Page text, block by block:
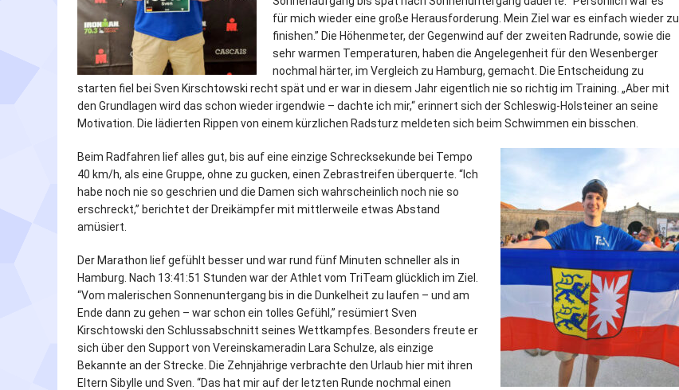
für mich wieder eine große Herausforderung. Mein Ziel war es einfach wieder zu
finishen.” Die Höhenmeter, der Gegenwind auf der zweiten Radrunde, sowie die
sehr warmen Temperaturen, haben die Angelegenheit für den Wesenberger
nochmal härter, im Vergleich zu Hamburg, gemacht. Die Entscheidung zu
starten fiel bei Sven Kirschtowski recht spät und er war in diesem Jahr eigentlich nie so richtig im Training. „Aber mit
den Grundlagen wird das schon wieder irgendwie – dachte ich mir,“ erinnert sich der Schleswig-Holsteiner an seine
Motivation. Die lädierten Rippen von einem kürzlichen Radsturz meldeten sich beim Schwimmen ein bisschen.
Beim Radfahren lief alles gut, bis auf eine einzige Schrecksekunde bei Tempo
40 km/h, als eine Gruppe, ohne zu gucken, einen Zebrastreifen überquerte. “Ich
habe noch nie so geschrien und die Damen sich wahrscheinlich noch nie so
erschreckt,” berichtet der Dreikämpfer mit mittlerweile etwas Abstand
amüsiert.
Der Marathon lief gefühlt besser und war rund fünf Minuten schneller als in
Hamburg. Nach 13:41:51 Stunden war der Athlet vom TriTeam glücklich im Ziel.
“Vom malerischen Sonnenuntergang bis in die Dunkelheit zu laufen – und am
Ende dann zu gehen – war schon ein tolles Gefühl,” resümiert Sven
Kirschtowski den Schlussabschnitt seines Wettkampfes. Besonders freute er
sich über den Support von Vereinskameradin Lara Schulze, als einzige
Bekannte an der Strecke. Die Zehnjährige verbrachte den Urlaub hier mit ihren
Eltern Sibylle und Sven. “Das hat mir auf der letzten Runde nochmal einen